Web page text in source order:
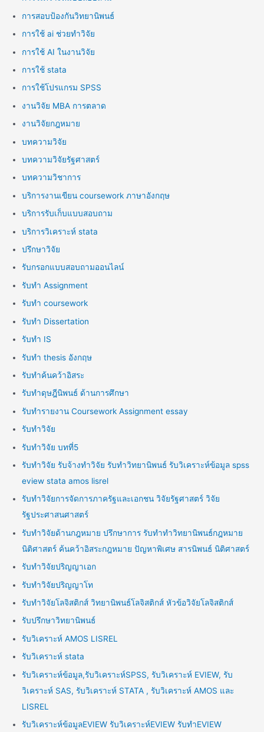
การสอบป้องกันวิทยานิพนธ์
การใช้ ai ช่วยทำวิจัย
การใช้ AI ในงานวิจัย
การใช้ stata
การใช้โปรแกรม SPSS
งานวิจัย MBA การตลาด
งานวิจัยกฎหมาย
บทความวิจัย
บทความวิจัยรัฐศาสตร์
บทความวิชาการ
บริการงานเขียน coursework ภาษาอังกฤษ
บริการรับเก็บแบบสอบถาม
บริการวิเคราะห์ stata
ปรึกษาวิจัย
รับกรอกแบบสอบถามออนไลน์
รับทำ Assignment
รับทำ coursework
รับทำ Dissertation
รับทำ IS
รับทำ thesis อังกฤษ
รับทำค้นคว้าอิสระ
รับทำดุษฎีนิพนธ์ ด้านการศึกษา
รับทำรายงาน Coursework Assignment essay
รับทำวิจัย
รับทำวิจัย บทที่5
รับทำวิจัย รับจ้างทำวิจัย รับทำวิทยานิพนธ์ รับวิเคราะห์ข้อมูล spss
eview stata amos lisrel
รับทำวิจัยการจัดการภาครัฐและเอกชน วิจัยรัฐศาสตร์ วิจัย
รัฐประศาสนศาสตร์
รับทำวิจัยด้านกฎหมาย ปรึกษาการ รับทำทำวิทยานิพนธ์กฎหมาย
นิติศาสตร์ ค้นคว้าอิสระกฎหมาย ปัญหาพิเศษ สารนิพนธ์ นิติศาสตร์
รับทำวิจัยปริญญาเอก
รับทำวิจัยปริญญาโท
รับทำวิจัยโลจิสติกส์ วิทยานิพนธ์โลจิสติกส์ หัวข้อวิจัยโลจิสติกส์
รับปรึกษาวิทยานิพนธ์
รับวิเคราะห์ AMOS LISREL
รับวิเคราะห์ stata
รับวิเคราะห์ข้อมูล,รับวิเคราะห์SPSS, รับวิเคราะห์ EVIEW, รับ
วิเคราะห์ SAS, รับวิเคราะห์ STATA , รับวิเคราะห์ AMOS และ
LISREL
รับวิเคราะห์ข้อมูลEVIEW รับวิเคราะห์EVIEW รับทำEVIEW